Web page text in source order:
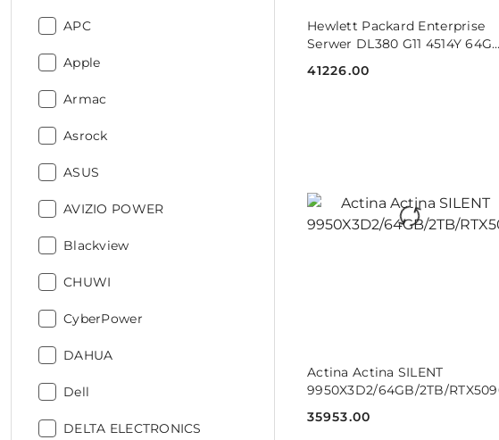
Producent:
APC
Producent:
Apple
Producent:
Armac
Producent:
Asrock
Producent:
ASUS
Producent:
AVIZIO POWER
Producent:
Blackview
Producent:
CHUWI
Producent:
CyberPower
Producent:
DAHUA
Producent:
Dell
Producent:
DELTA ELECTRONICS
Hewlett Packard Enterprise
Serwer DL380 G11 4514Y 64G
Cena:
41226.00
DO KOSZYKA
Actina Actina SILENT
9950X3D2/64GB/2TB/
Cena:
35953.00